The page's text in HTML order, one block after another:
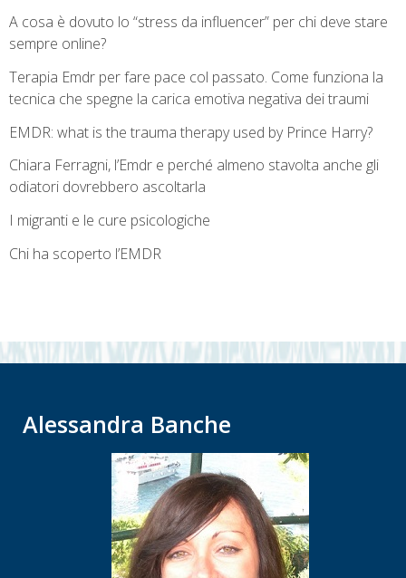
A cosa è dovuto lo “stress da influencer” per chi deve stare
sempre online?
Terapia Emdr per fare pace col passato. Come funziona la
tecnica che spegne la carica emotiva negativa dei traumi
EMDR: what is the trauma therapy used by Prince Harry?
Chiara Ferragni, l’Emdr e perché almeno stavolta anche gli
odiatori dovrebbero ascoltarla
I migranti e le cure psicologiche
Chi ha scoperto l’EMDR
Alessandra Banche